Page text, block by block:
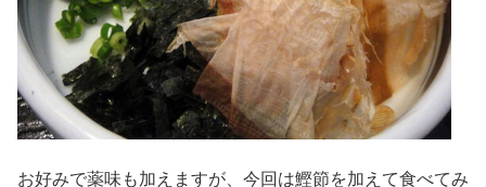
お好みで薬味も加えますが、今回は鰹節を加えて食べてみ